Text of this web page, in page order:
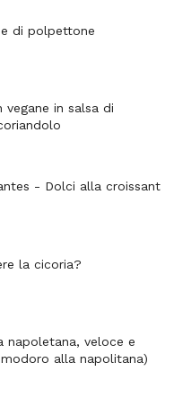
di polpettone
vegane in salsa di
- Dolci alla croissant
la cicoria?
napoletana, veloce e
alla napolitana)